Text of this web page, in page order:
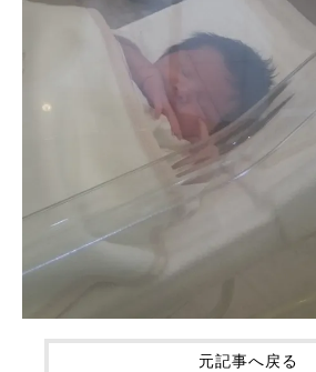
元記事へ戻る